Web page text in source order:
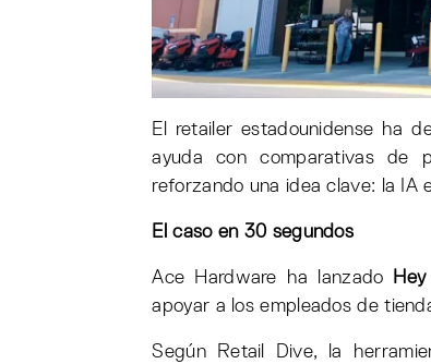
El retailer estadounidense ha
ayuda con comparativas de
reforzando una idea clave: la IA
El caso en 30 segundos
Ace Hardware ha lanzado
apoyar a los empleados de
Según Retail Dive, la